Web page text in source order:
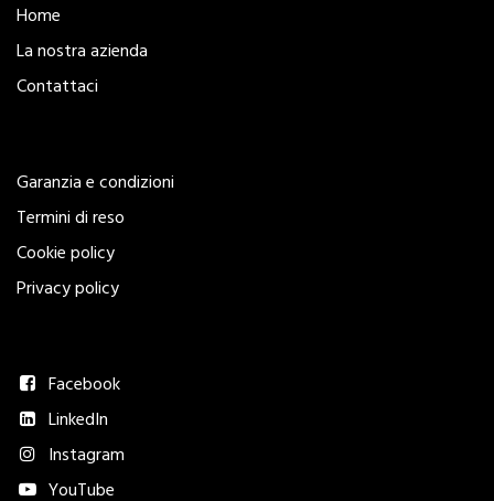
Home
La nostra azienda
Contattaci
Garanzia e condizioni
Termini di reso
Cookie policy
Privacy policy
Facebook
LinkedIn
Instagram
YouTube